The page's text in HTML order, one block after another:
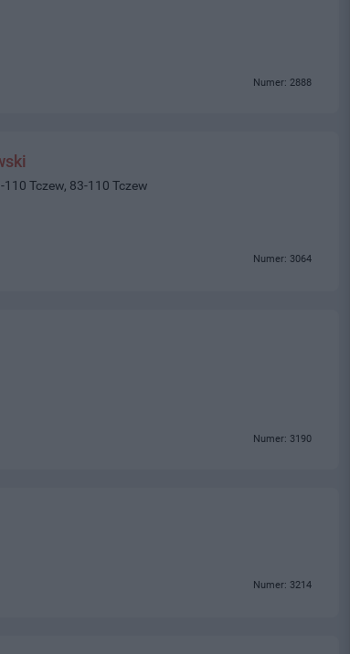
Numer: 2888
Tczew, 83-110 Tczew
Numer: 3064
Numer: 3190
Numer: 3214